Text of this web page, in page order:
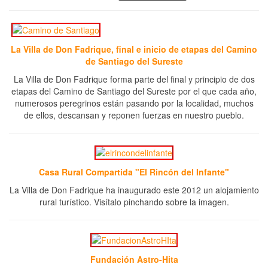
La Villa de Don Fadrique, final e inicio de etapas del Camino
de Santiago del Sureste
La Villa de Don Fadrique forma parte del final y principio de dos
etapas del Camino de Santiago del Sureste por el que cada año,
numerosos peregrinos están pasando por la localidad, muchos
de ellos, descansan y reponen fuerzas en nuestro pueblo.
Casa Rural Compartida "El Rincón del Infante"
La Villa de Don Fadrique ha inaugurado este 2012 un alojamiento
rural turístico. Visítalo pinchando sobre la imagen.
Fundación Astro-Hita